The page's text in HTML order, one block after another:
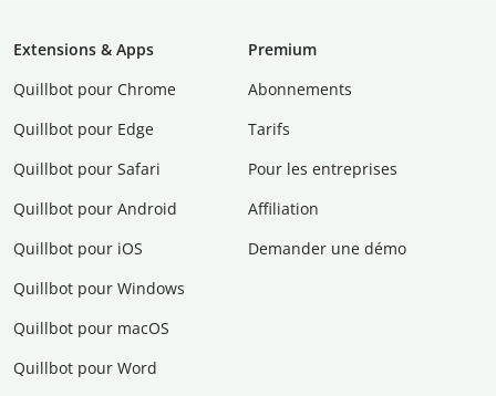
Extensions & Apps
Quillbot pour Chrome
Quillbot pour Edge
Quillbot pour Safari
Quillbot pour Android
Quillbot pour iOS
Quillbot pour Windows
Quillbot pour macOS
Quillbot pour Word
Premium
Abonnements
Tarifs
Pour les entreprises
Affiliation
Demander une démo